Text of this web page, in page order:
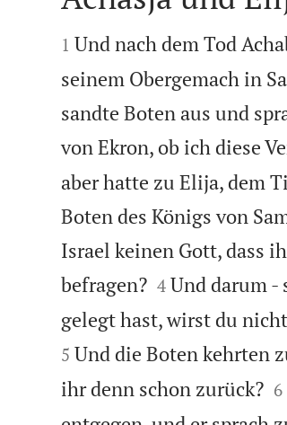


1 Und nach dem Tod
seinem Obergemach in
sandte Boten aus und
von Ekron, ob ich diese
aber hatte zu Elija, dem
Boten des Königs von
Israel keinen Gott, dass
befragen?
4 Und darum -
gelegt hast, wirst du
5 Und die Boten kehrten
ihr denn schon zurück?
6